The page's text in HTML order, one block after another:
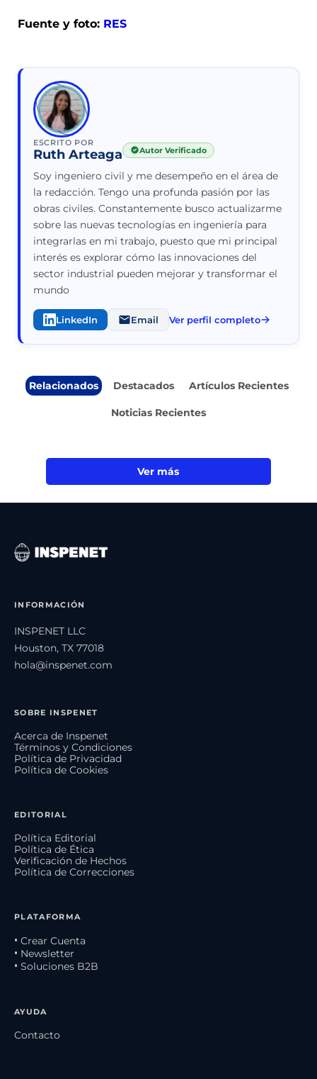
Fuente y foto: RES
ESCRITO POR
Ruth Arteaga Autor Verificado
Soy ingeniero civil y me desempeño en el área de
la redacción. Tengo una profunda pasión por las
obras civiles. Constantemente busco actualizarme
sobre las nuevas tecnologías en ingeniería para
integrarlas en mi trabajo, puesto que mi principal
interés es explorar cómo las innovaciones del
sector industrial pueden mejorar y transformar el
mundo
LinkedIn Email Ver perfil completo
Relacionados Destacados Artículos Recientes
Noticias Recientes
Ver más
INFORMACIÓN
INSPENET LLC
Houston, TX 77018
hola@inspenet.com
SOBRE INSPENET
Acerca de Inspenet
Términos y Condiciones
Política de Privacidad
Política de Cookies
EDITORIAL
Política Editorial
Política de Ética
Verificación de Hechos
Política de Correcciones
PLATAFORMA
• Crear Cuenta
• Newsletter
• Soluciones B2B
AYUDA
Contacto